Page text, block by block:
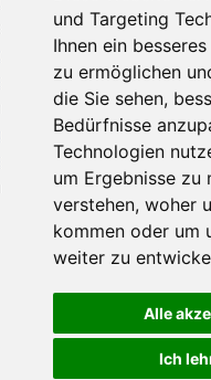
und Targeting
Ihnen ein
zu ermöglichen
die Sie sehen,
Bedürfnisse
Technologien
um Ergebnisse zu
verstehen, woher
kommen oder um
weiter zu
Alle
Ich
Menschen
70 Jahren: Das
Europa
8. August 1956
Meer: Wie die Huthi
Jemen nimmt die
Hits